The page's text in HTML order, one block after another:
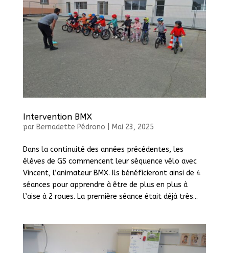
Intervention BMX
par Bernadette Pédrono Mai 23, 2025
Dans la continuité des années précédentes, les
élèves de GS commencent leur séquence vélo avec
Vincent, l’animateur BMX. Ils bénéficieront ainsi de 4
séances pour apprendre à être de plus en plus à
l’aise à 2 roues. La première séance était déjà très...